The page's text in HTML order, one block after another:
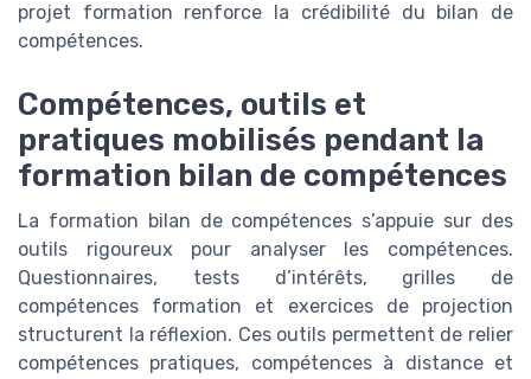
projet formation renforce la crédibilité du bilan de
compétences.
Compétences, outils et
pratiques mobilisés pendant la
formation bilan de compétences
La formation bilan de compétences s’appuie sur des
outils rigoureux pour analyser les compétences.
Questionnaires, tests d’intérêts, grilles de
compétences formation et exercices de projection
structurent la réflexion. Ces outils permettent de relier
compétences pratiques, compétences à distance et